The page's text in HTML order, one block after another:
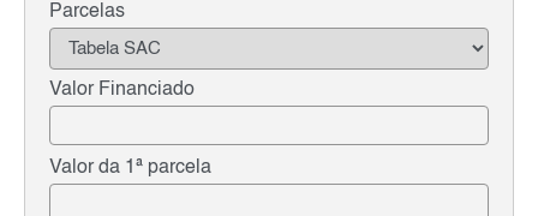
Parcelas
Valor Financiado
Valor da 1ª parcela